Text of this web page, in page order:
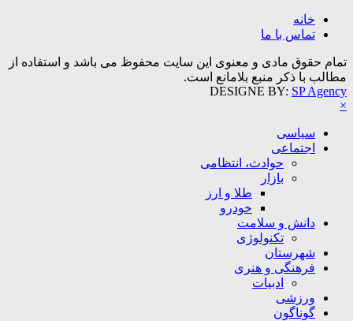
خانه
تماس با ما
تمام حقوق مادی و معنوی این سایت محفوظ می باشد و استفاده از
مطالب با ذکر منبع بلامانع است.
DESIGNE BY: SP Agency
×
سیاسی
اجتماعی
حوادث، انتظامی
بازار
طلا و ارز
خودرو
دانش و سلامت
تکنولوژی
شهرستان
فرهنگی و هنری
ادبیات
ورزشی
گوناگون